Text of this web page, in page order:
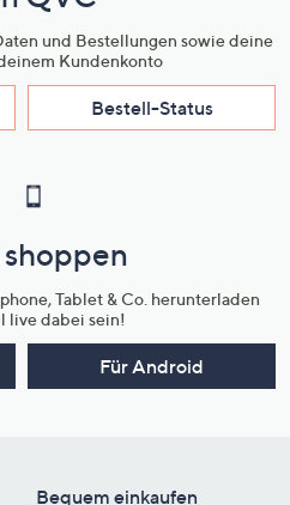
und Bestellungen sowie deine
Kundenkonto
Bestell-Status
Tablet & Co. herunterladen
live dabei sein!
Für Android
Bequem einkaufen